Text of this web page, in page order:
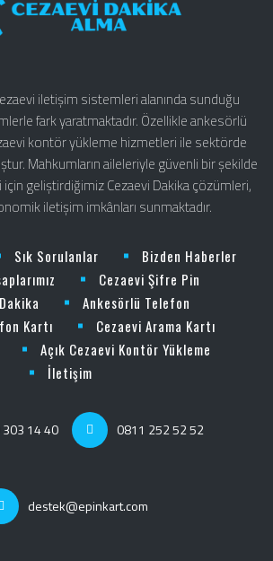
iletişim sistemleri alanında sunduğu
fark yaratmaktadır. Özellikle ankesörlü
kontör yükleme hizmetleri ile sektörde
Mahkumların aileleriyle güvenli bir şekilde
geliştirdiğimiz Cezaevi Dakika çözümleri,
iletişim imkânları sunmaktadır.
Sık Sorulanlar
Bizden Haberler
Cezaevi Şifre Pin
Ankesörlü Telefon
Kartı
Cezaevi Arama Kartı
Açık Cezaevi Kontör Yükleme
İletişim
14 40 0811 252 52 52
destek@epinkart.com